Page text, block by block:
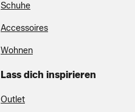
Schuhe
Accessoires
Wohnen
Lass dich inspirieren
Outlet